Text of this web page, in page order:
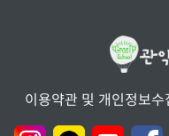
이용약관 및 개인정보수